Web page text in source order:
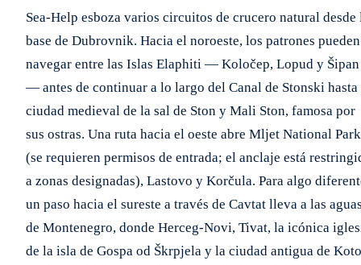
Sea-Help esboza varios circuitos de crucero natural desde
base de Dubrovnik. Hacia el noroeste, los patrones pueden
navegar entre las Islas Elaphiti — Koločep, Lopud y Šipan
— antes de continuar a lo largo del Canal de Stonski hasta
ciudad medieval de la sal de Ston y Mali Ston, famosa por
sus ostras. Una ruta hacia el oeste abre Mljet National Park
(se requieren permisos de entrada; el anclaje está
a zonas designadas), Lastovo y Korčula. Para algo
un paso hacia el sureste a través de Cavtat lleva a las
de Montenegro, donde Herceg-Novi, Tivat, la icónica
de la isla de Gospa od Škrpjela y la ciudad antigua de